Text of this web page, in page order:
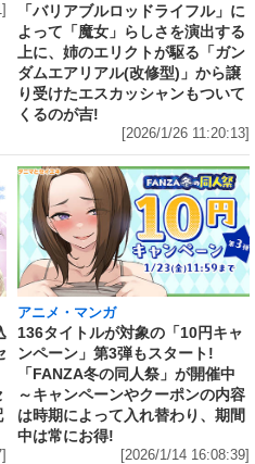
「バリアブルロッドライフル」に
よって「魔女」らしさを演出する
上に、姉のエリクトが駆る「ガン
ダムエアリアル(改修型)」から譲
り受けたエスカッシャンもついて
くるのが吉!
[2026/1/26 11:20:13]
アニメ・マンガ
136タイトルが対象の「10円キャ
ンペーン」第3弾もスタート!
「FANZA冬の同人祭」が開催中
～キャンペーンやクーポンの内容
は時期によって入れ替わり、期間
中は常にお得!
[2026/1/14 16:08:39]